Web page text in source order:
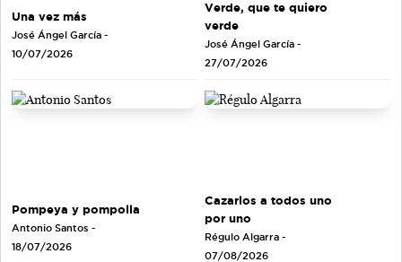
Una vez más
José Ángel García -
10/07/2026
Verde, que te quiero
verde
José Ángel García -
27/07/2026
Pompeya y pompolla
Antonio Santos -
18/07/2026
Cazarlos a todos uno
por uno
Régulo Algarra -
07/08/2026